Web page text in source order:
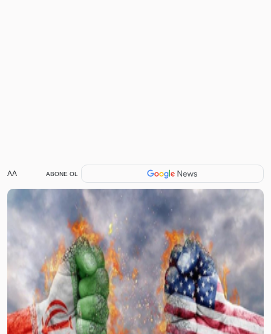
AA ABONE OL